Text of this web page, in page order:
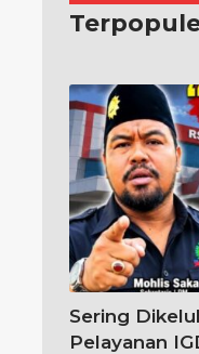
Sering
Pelayanan